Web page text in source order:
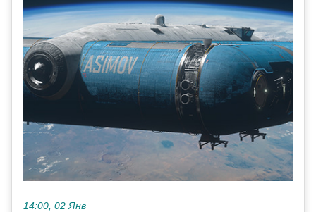
14:00, 02 Янв